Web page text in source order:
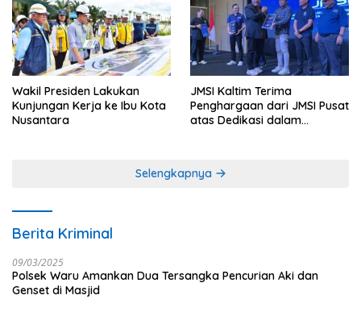
Wakil Presiden Lakukan
Kunjungan Kerja ke Ibu Kota
Nusantara
JMSI Kaltim Terima
Penghargaan dari JMSI Pusat
atas Dedikasi dalam
Selengkapnya
Berita Kriminal
09/03/2025
Polsek Waru Amankan Dua Tersangka Pencurian Aki dan
Genset di Masjid